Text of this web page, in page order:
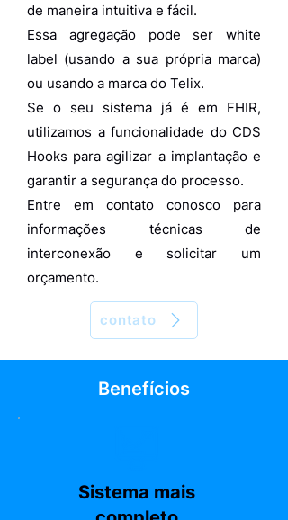
de maneira intuitiva e fácil.
Essa agregação pode ser white
label (usando a sua própria marca)
ou usando a marca do Telix.
Se o seu sistema já é em FHIR,
utilizamos a funcionalidade do CDS
Hooks para agilizar a implantação e
garantir a segurança do processo.
Entre em contato conosco para
informações técnicas de
interconexão e solicitar um
orçamento.
contato
Benefícios
Sistema mais